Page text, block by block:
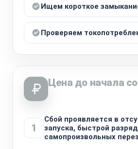
Ищем короткое
Проверяем
Цена до начала
1
Сбой проявляется в
запуска, быстрой
самопроизвольных